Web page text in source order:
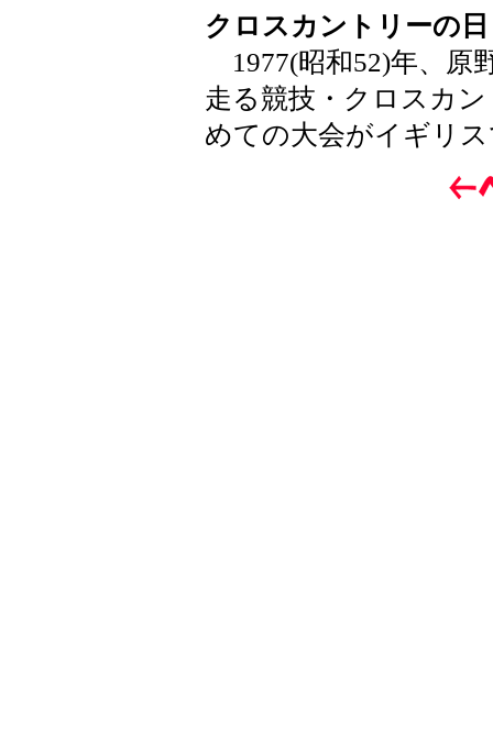
クロスカントリーの日
1977(昭和52)年、原
走る競技・クロスカ
めての大会がイギリ